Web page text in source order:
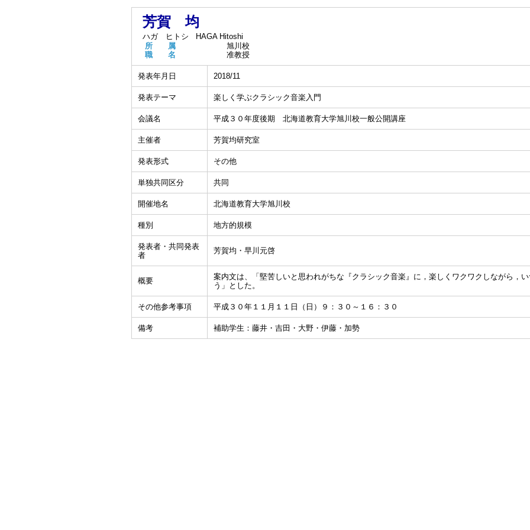
芳賀 均
ハガ ヒトシ
HAGA Hitoshi
所 属
旭川校
職 名
准教授
発表年月日 2018/11
発表テーマ 楽しく学ぶクラシック音楽入門
会議名 平成３０年度後期 北海道教育大学旭川校一般公開講座
主催者 芳賀均研究室
発表形式 その他
単独共同区分 共同
開催地名 北海道教育大学旭川校
種別 地方的規模
発表者・共同発表
者
芳賀均・早川元啓
概要
案内文は、「堅苦しいと思われがちな『クラシック音楽』に，楽しくワクワクしながら，
う」とした。
その他参考事項 平成３０年１１月１１日（日）９：３０～１６：３０
備考 補助学生：藤井・吉田・大野・伊藤・加勢